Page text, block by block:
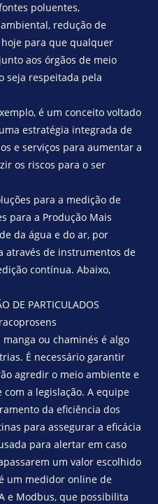
poluentes,
redução de
para que qualquer
aos órgãos de meio
seja respeitada pela
é um conceito voltado
estratégia integrada de
e serviços para aumentar a
os riscos para o ser
para a medição de
para a Produção Mais
da água e do ar, por
através de instrumentos de
contínua. Abaixo,
DE PARTICULADOS
ou chaminés é algo
É necessário garantir
agredir o meio ambiente e
a legislação. A equipe
da eficiência dos
para assegurar a eficácia
para alertar em caso
um valor escolhido
é um medidor online de
e Modbus, que possibilita